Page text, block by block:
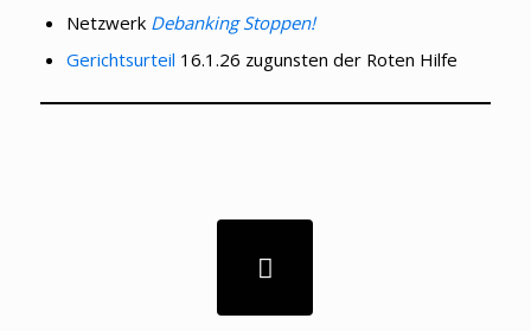
Netzwerk Debanking Stoppen!
Gerichtsurteil 16.1.26 zugunsten der Roten Hilfe